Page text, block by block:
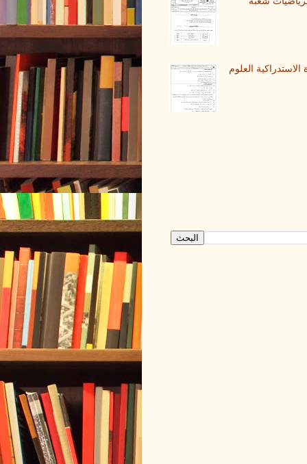
الرياضيات - 2020 الدورة الاستدراكية العلوم